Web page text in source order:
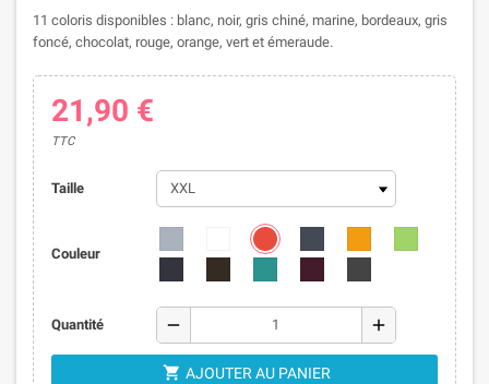
11 coloris disponibles : blanc, noir, gris chiné, marine, bordeaux, gris
foncé, chocolat, rouge, orange, vert et émeraude.
21,90 €
TTC
Taille
Couleur
Quantité remove add
 AJOUTER AU PANIER